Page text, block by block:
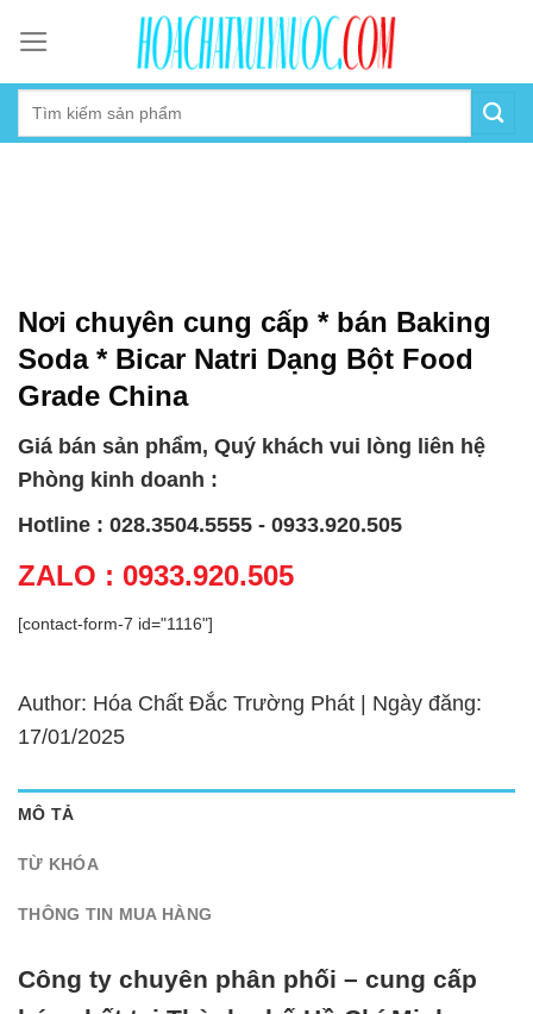
content
Nơi chuyên cung cấp * bán Baking
Soda * Bicar Natri Dạng Bột Food
Grade China
Giá bán sản phẩm, Quý khách vui lòng liên hệ
Phòng kinh doanh :
Hotline : 028.3504.5555 - 0933.920.505
ZALO : 0933.920.505
[contact-form-7 id="1116"]
Author: Hóa Chất Đắc Trường Phát | Ngày đăng:
17/01/2025
MÔ TẢ
TỪ KHÓA
THÔNG TIN MUA HÀNG
Công ty chuyên phân phối – cung cấp